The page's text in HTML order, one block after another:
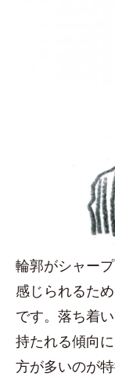
輪郭がシャー
感じられるた
です。落ち着
持たれる傾向
方が多いのが特